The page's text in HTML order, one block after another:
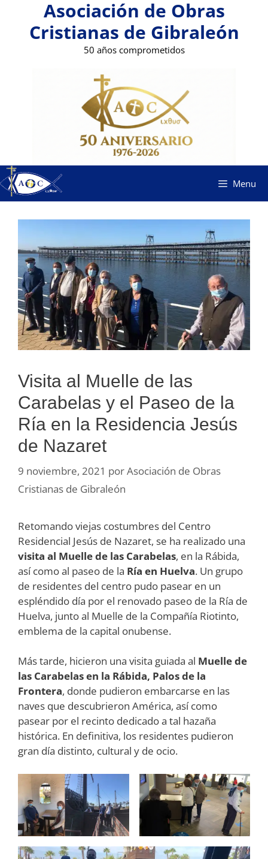
contenido
Asociación de Obras
Cristianas de Gibraleón
50 años comprometidos
Menu
Visita al Muelle de las
Carabelas y el Paseo de la
Ría en la Residencia Jesús
de Nazaret
9 noviembre, 2021 porAsociación de Obras
Cristianas de Gibraleón
Retomando viejas costumbres del Centro
Residencial Jesús de Nazaret, se ha realizado una
visita al Muelle de las Carabelas, en la Rábida,
así como al paseo de la Ría en Huelva. Un grupo
de residentes del centro pudo pasear en un
espléndido día por el renovado paseo de la Ría de
Huelva, junto al Muelle de la Compañía Riotinto,
emblema de la capital onubense.
Más tarde, hicieron una visita guiada al Muelle de
las Carabelas en la Rábida, Palos de la
Frontera, donde pudieron embarcarse en las
naves que descubrieron América, así como
pasear por el recinto dedicado a tal hazaña
histórica. En definitiva, los residentes pudieron
gran día distinto, cultural y de ocio.